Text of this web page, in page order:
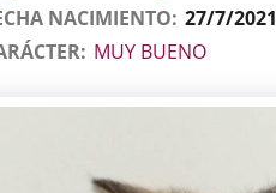
NACIMIENTO 27/7/2021
MUY BUENO